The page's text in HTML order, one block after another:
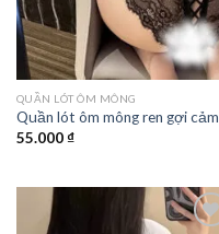
QUẦN LÓT ÔM MÔNG
Quần lót ôm mông ren gợi cảm
55.000₫